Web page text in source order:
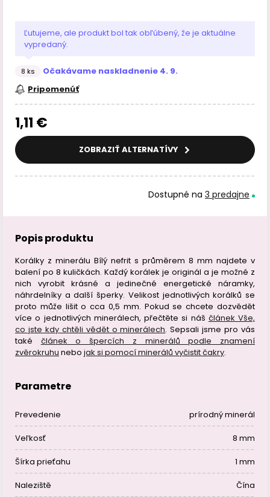
Ľutujeme, ale produkt bol tak obľúbený, že je aktuálne
vypredaný.
8 ks
Očakávame naskladnenie 4. 9.
Pripomenúť
1,11 €
ZOBRAZIŤ ALTERNATÍVY
Dostupné na 3 predajne
Popis produktu
Korálky z minerálu Bílý nefrit s průměrem 8 mm najdete v
balení po 8 kuličkách. Každý korálek je originál a je možné z
nich vyrobit krásné a jedinečné energetické náramky,
náhrdelníky a další šperky. Velikost jednotlivých korálků se
proto může lišit o cca 0,5 mm. Pokud se chcete dozvědět
více o jednotlivých minerálech, přečtěte si náš článek Vše,
co jste kdy chtěli vědět o minerálech. Sepsali jsme pro vás
také článek o špercích z minerálů podle znamení
zvěrokruhu nebo jak si pomocí minerálů vyčistit čakry.
Parametre
Prevedenie prírodný minerál
Veľkosť 8 mm
Šírka prieťahu 1 mm
Naleziště Čína